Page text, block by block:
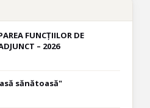
FUNCȚIILOR DE
– 2026
sănătoasă"